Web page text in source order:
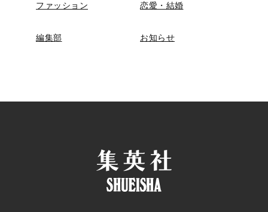
ファッション 恋愛・結婚
編集部 お知らせ